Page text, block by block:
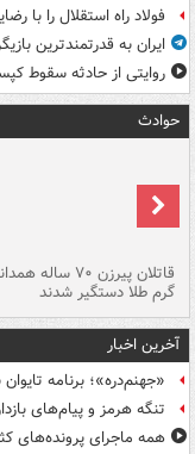
فولاد راه استقلال را با
ایران به قدرتمندترین
روایتی از حادثه سقوط
حوادث
گرم طلا دستگیر شدند
آخرین اخبار
«جهنم‌دره»؛ برنامه
تنگه هرمز و پیام‌های
همه ماجرای پرونده‌های